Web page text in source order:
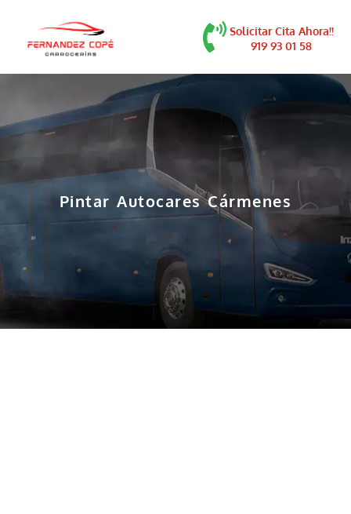
Solicitar Cita Ahora!!
919 93 01 58
Pintar Autocares Cármenes